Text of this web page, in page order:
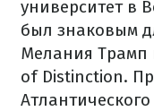
университет в
был знаковым
Мелания Трамп
of Distinction.